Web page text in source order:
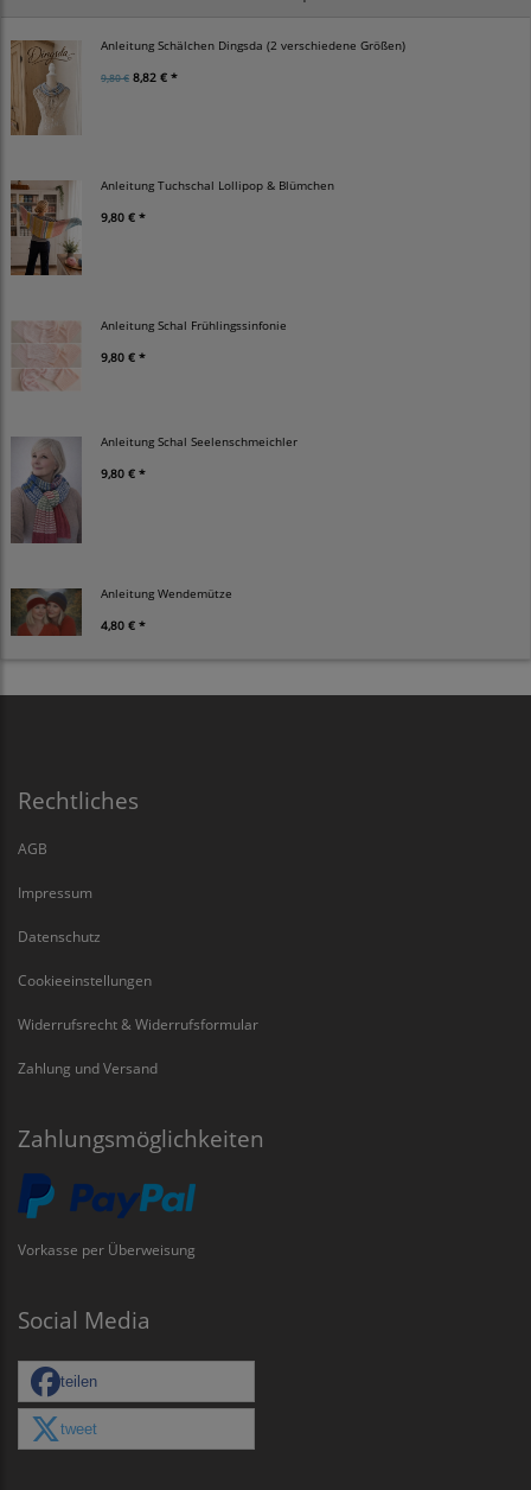
Anleitung Schälchen Dingsda (2 verschiedene Größen)
9,80 € 8,82 € *
Anleitung Tuchschal Lollipop & Blümchen
9,80 € *
Anleitung Schal Frühlingssinfonie
9,80 € *
Anleitung Schal Seelenschmeichler
9,80 € *
Anleitung Wendemütze
4,80 € *
Rechtliches
AGB
Impressum
Datenschutz
Cookieeinstellungen
Widerrufsrecht & Widerrufsformular
Zahlung und Versand
Zahlungsmöglichkeiten
Vorkasse per Überweisung
Social Media
teilen
tweet